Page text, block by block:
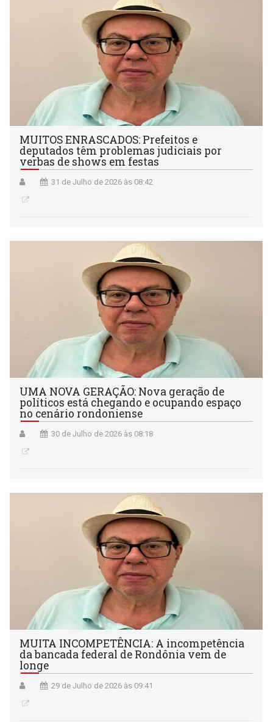
MUITOS ENRASCADOS: Prefeitos e
deputados têm problemas judiciais por
verbas de shows em festas
31 de Julho de 2026 às 08:42
UMA NOVA GERAÇÃO: Nova geração de
políticos está chegando e ocupando espaço
no cenário rondoniense
30 de Julho de 2026 às 08:18
MUITA INCOMPETÊNCIA: A incompetência
da bancada federal de Rondônia vem de
longe
29 de Julho de 2026 às 09:41